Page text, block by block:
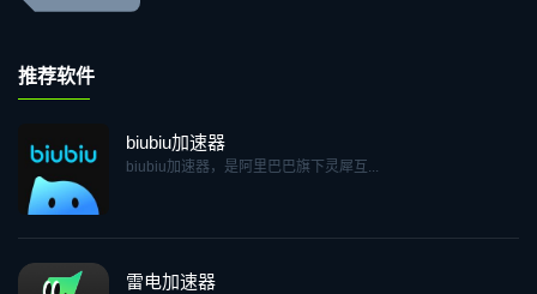
推荐软件
biubiu加速器
biubiu加速器，是阿里巴巴旗下灵犀互...
雷电加速器